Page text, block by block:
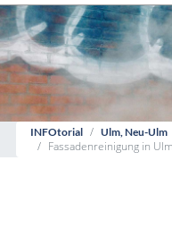
INFOtorial Ulm, Neu-Ulm
Fassadenreinigung in